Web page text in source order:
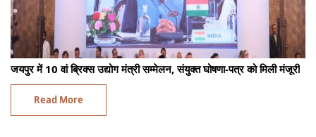
जयपुर में 10 वां ब्रिक्स उद्योग मंत्री सम्मेलन, संयुक्त घोषणा-पत्र को मिली मंजूरी
Read More